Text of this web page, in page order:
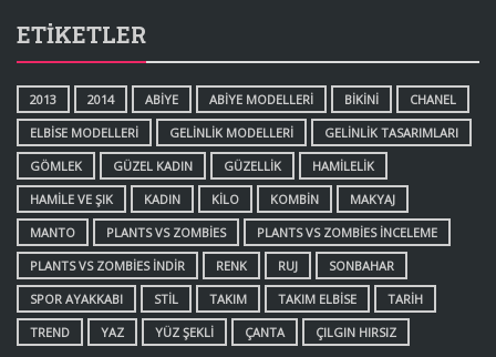
ETIKETLER
2013 2014 ABIYE ABIYE MODELLERI BIKINI
CHANEL
ELBISE MODELLERI
GELINLIK MODELLERI
GELINLIK TASARIMLARI
GÖMLEK
GÜZEL KADIN GÜZELLIK
HAMILELIK
HAMILE VE ŞIK
KADIN KILO KOMBIN
MAKYAJ
MANTO
PLANTS VS ZOMBIES
PLANTS VS ZOMBIES INCELEME
PLANTS VS ZOMBIES INDIR
RENK RUJ
SONBAHAR
SPOR AYAKKABI
STIL TAKIM TAKIM ELBISE
TARIH
TREND
YAZ YÜZ ŞEKLI ÇANTA ÇILGIN HIRSIZ